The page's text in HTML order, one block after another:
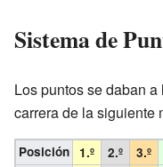
Sistema de
Los puntos se daban
carrera de la siguiente
Posición 1.º 2.º 3.º